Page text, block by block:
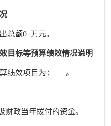
总额0 万元。
目标等预算绩效情况说明
算绩效项目为： 。
财政当年拨付的资金。